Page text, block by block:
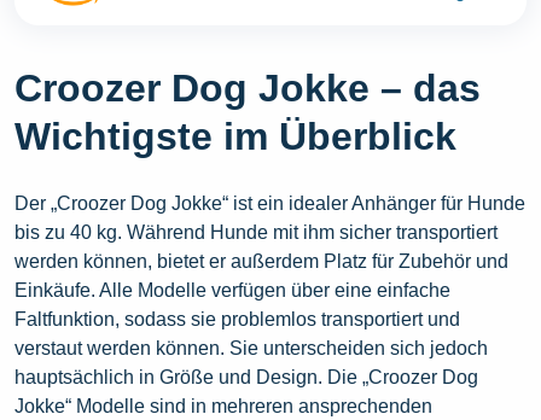
Croozer Dog Jokke – das
Wichtigste im Überblick
Der „Croozer Dog Jokke“ ist ein idealer Anhänger für Hunde
bis zu 40 kg. Während Hunde mit ihm sicher transportiert
werden können, bietet er außerdem Platz für Zubehör und
Einkäufe. Alle Modelle verfügen über eine einfache
Faltfunktion, sodass sie problemlos transportiert und
verstaut werden können. Sie unterscheiden sich jedoch
hauptsächlich in Größe und Design. Die „Croozer Dog
Jokke“ Modelle sind in mehreren ansprechenden